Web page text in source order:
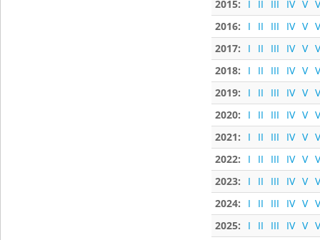
2015:
I II III IV V
2016:
I II III IV V
2017:
I II III IV V
2018:
I II III IV V
2019:
I II III IV V
2020:
I II III IV V
2021:
I II III IV V
2022:
I II III IV V
2023:
I II III IV V
2024:
I II III IV V
2025:
I II III IV V